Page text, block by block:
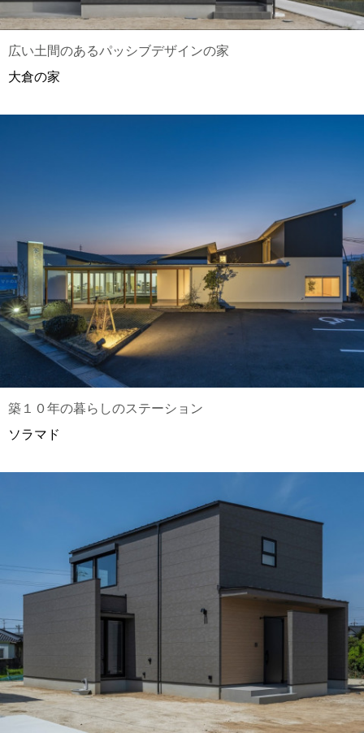
広い土間のあるパッシブデザインの家
大倉の家
築１０年の暮らしのステーション
ソラマド